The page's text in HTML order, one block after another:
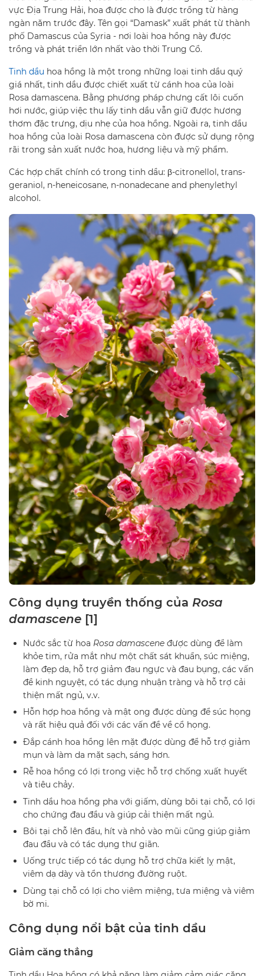
vực Địa Trung Hải, hoa được cho là được trồng từ hàng
ngàn năm trước đây. Tên gọi “Damask” xuất phát từ thành
phố Damascus của Syria - nơi loài hoa hồng này được
trồng và phát triển lớn nhất vào thời Trung Cổ.
Tinh dầu hoa hồng là một trong những loại tinh dầu quý
giá nhất, tinh dầu được chiết xuất từ cánh hoa của loài
Rosa damascena. Bằng phương pháp chưng cất lôi cuốn
hơi nước, giúp việc thu lấy tinh dầu vẫn giữ được hương
thơm đặc trưng, dịu nhẹ của hoa hồng. Ngoài ra, tinh dầu
hoa hồng của loài Rosa damascena còn được sử dụng rộng
rãi trong sản xuất nước hoa, hương liệu và mỹ phẩm.
Các hợp chất chính có trong tinh dầu: β-citronellol, trans-
geraniol, n-heneicosane, n-nonadecane and phenylethyl
alcohol.
Công dụng truyền thống của Rosa
damascene [1]
Nước sắc từ hoa Rosa damascene được dùng để làm
khỏe tim, rửa mắt như một chất sát khuẩn, súc miệng,
làm đẹp da, hỗ trợ giảm đau ngực và đau bụng, các vấn
đề kinh nguyệt, có tác dụng nhuận tràng và hỗ trợ cải
thiện mất ngủ, v.v.
Hỗn hợp hoa hồng và mật ong được dùng để súc họng
và rất hiệu quả đối với các vấn đề về cổ họng.
Đắp cánh hoa hồng lên mặt được dùng để hỗ trợ giảm
mụn và làm da mặt sạch, sáng hơn.
Rễ hoa hồng có lợi trong việc hỗ trợ chống xuất huyết
và tiêu chảy.
Tinh dầu hoa hồng pha với giấm, dùng bôi tại chỗ, có lợi
cho chứng đau đầu và giúp cải thiện mất ngủ.
Bôi tại chỗ lên đầu, hít và nhỏ vào mũi cũng giúp giảm
đau đầu và có tác dụng thư giãn.
Uống trực tiếp có tác dụng hỗ trợ chữa kiết lỵ mật,
viêm dạ dày và tổn thương đường ruột.
Dùng tại chỗ có lợi cho viêm miệng, tưa miệng và viêm
bờ mi.
Công dụng nổi bật của tinh dầu
Giảm căng thẳng